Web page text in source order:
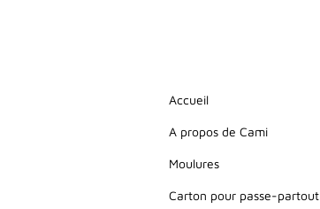
Accueil
A propos de Cami
Moulures
Carton pour passe-partout